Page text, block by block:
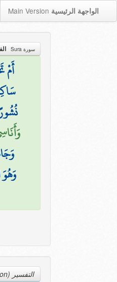
Main Version الواجهة الرئيسية
سورة Sura
أَمْ
التفسير Tafsir (explication)